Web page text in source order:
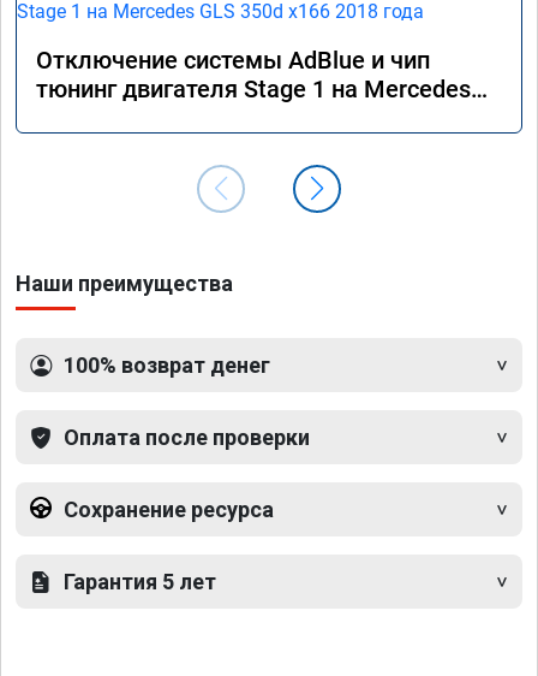
Отключение системы AdBlue и чип
тюнинг двигателя Stage 1 на Mercedes
Наши преимущества
100% возврат денег
Оплата после проверки
Сохранение ресурса
Гарантия 5 лет